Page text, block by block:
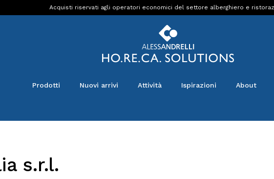
Acquisti riservati agli operatori economici del settore alberghiero e
Prodotti Nuovi arrivi Attività Ispirazioni About
s.r.l.